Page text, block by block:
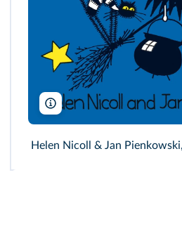
Puffin/DR
Helen Nicoll & Jan Pienkowski,